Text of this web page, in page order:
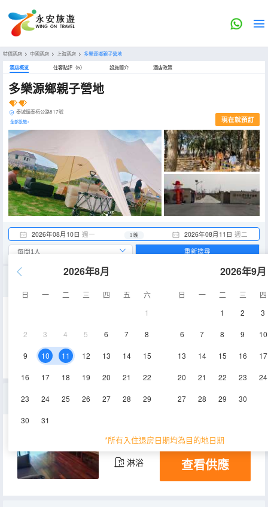
特價酒店 > 中國酒店 > 上海酒店 > 多樂源鄉親子營地
酒店概览 住客點評（5） 設施簡介 酒店政策
多樂源鄉親子營地
奉城鎮奉柘公路817號
全部設施> 現在就預訂
2026年08月10日 週一 2026年08月11日 週二
1 晚
2026年8月
日 一 二 三 四 五
六
1
2 3 4 5 6 7 8
9 10 11 12 13 14 15
16 17 18 19 20 21 22
23 24 25 26 27 28 29
30 31
2026年9月
日 一 二 三
四
1
2 3
6 7 8 9 10
13 14 15 16 17
20 21 22 23 24
27 28 29 30
*所有入住退房日期均為目的地日期
重新搜尋
空調
小木屋親子別墅
300㎡ 1層 空調
淋浴 查看供應